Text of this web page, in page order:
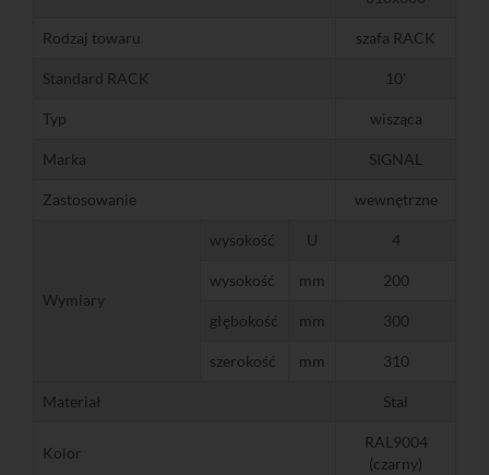
Rodzaj towaru szafa RACK
Standard RACK 10'
Typ wisząca
Marka SIGNAL
Zastosowanie wewnętrzne
Wymiary
wysokość U 4
wysokość mm 200
głębokość mm 300
szerokość mm 310
Materiał Stal
Kolor
RAL9004
(czarny)